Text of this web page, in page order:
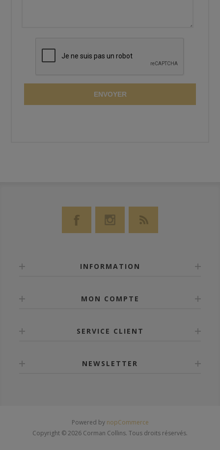
ENVOYER
INFORMATION
MON COMPTE
SERVICE CLIENT
NEWSLETTER
Powered by nopCommerce
Copyright © 2026 Corman Collins. Tous droits réservés.